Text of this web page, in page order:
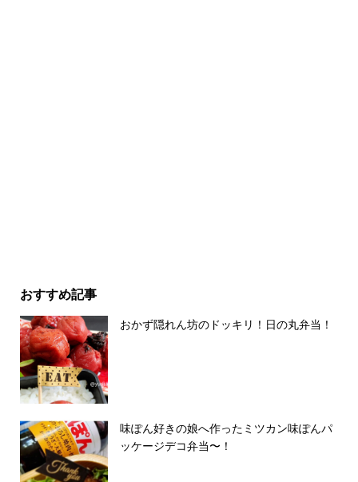
おすすめ記事
おかず隠れん坊のドッキリ！日の丸弁当！
味ぽん好きの娘へ作ったミツカン味ぽんパ
ッケージデコ弁当〜！